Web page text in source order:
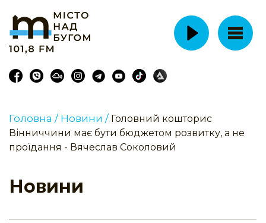
Головна / Новини / Головний кошторис
Вінниччини має бути бюджетом розвитку, а не
проїдання - Вячеслав Соколовий
Новини